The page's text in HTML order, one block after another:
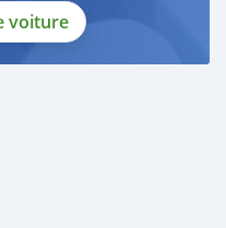
voiture